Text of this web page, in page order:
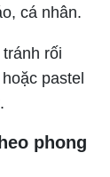
cá nhân.
rối
pastel
phong